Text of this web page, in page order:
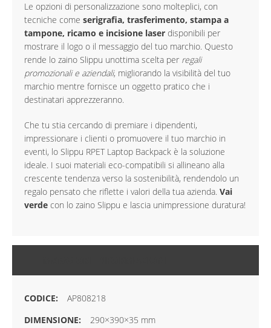
Le opzioni di personalizzazione sono molteplici, con
tecniche come serigrafia, trasferimento, stampa a
tampone, ricamo e incisione laser disponibili per
mostrare il logo o il messaggio del tuo marchio. Questo
rende lo zaino Slippu unottima scelta per regali
promozionali e aziendali, migliorando la visibilità del tuo
marchio mentre fornisce un oggetto pratico che i
destinatari apprezzeranno.
Che tu stia cercando di premiare i dipendenti,
impressionare i clienti o promuovere il tuo marchio in
eventi, lo Slippu RPET Laptop Backpack è la soluzione
ideale. I suoi materiali eco-compatibili si allineano alla
crescente tendenza verso la sostenibilità, rendendolo un
regalo pensato che riflette i valori della tua azienda. Vai
verde con lo zaino Slippu e lascia unimpressione duratura!
AP808218
290×390×35 mm